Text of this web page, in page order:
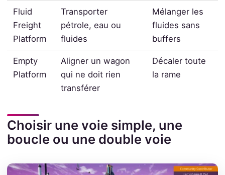
Fluid
Freight
Platform
Transporter
pétrole, eau ou
fluides
Mélanger les
fluides sans
buffers
Empty
Platform
Aligner un wagon
qui ne doit rien
transférer
Décaler toute
la rame
Choisir une voie simple, une
boucle ou une double voie